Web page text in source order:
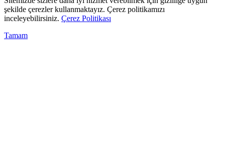
şekilde çerezler kullanmaktayız. Çerez politikamızı
inceleyebilirsiniz. Çerez Politikası
Tamam